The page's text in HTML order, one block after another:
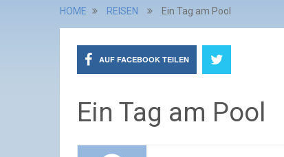
HOME REISEN Ein Tag am Pool
AUF FACEBOOK TEILEN
Ein Tag am Pool